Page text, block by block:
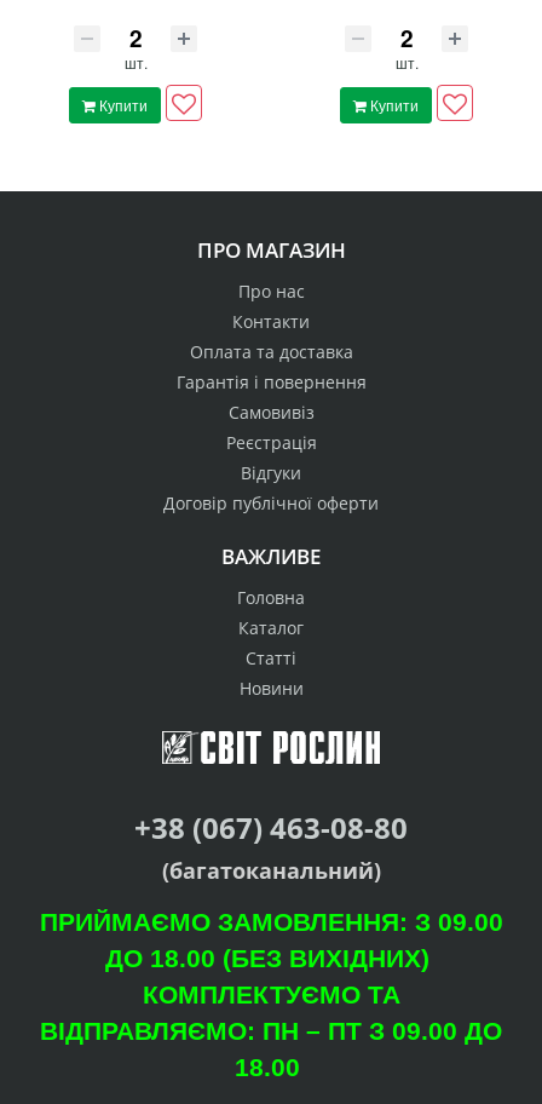
шт.
Купити
шт.
Купити
ПРО МАГАЗИН
Про нас
Контакти
Оплата та доставка
Гарантія і повернення
Самовивіз
Реєстрація
Відгуки
Договір публічної оферти
ВАЖЛИВЕ
Головна
Каталог
Статті
Новини
+38 (067) 463-08-80
(багатоканальний)
ПРИЙМАЄМО ЗАМОВЛЕННЯ: З 09.00
ДО 18.00 (БЕЗ ВИХІДНИХ)
КОМПЛЕКТУЄМО ТА
ВІДПРАВЛЯЄМО: ПН – ПТ З 09.00 ДО
18.00